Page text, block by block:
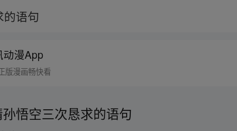
语句
动漫App
版漫画畅快看
悟空三次恳求的语句